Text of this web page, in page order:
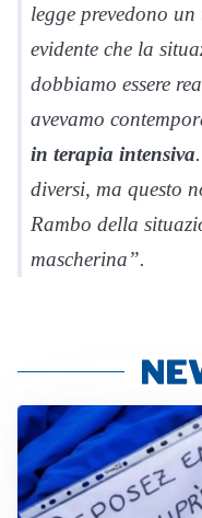
legge prevedono
evidente che la
dobbiamo essere
avevamo
in terapia intensiva
diversi, ma questo
Rambo della
mascherina”.